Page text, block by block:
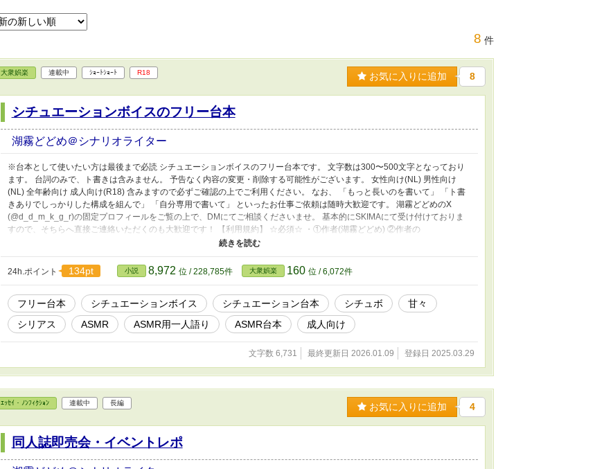
8 件
大衆娯楽 連載中 ｼｮｰﾄｼｮｰﾄ R18 お気に入りに追加 8
シチュエーションボイスのフリー台本
湖霧どどめ＠シナリオライター
※台本として使いたい方は最後まで必読 シチュエーションボイスのフリー台本です。 文字数は300〜500文字となっており
ます。 台詞のみで、ト書きは含みません。 予告なく内容の変更・削除する可能性がございます。 女性向け(NL) 男性向け
(NL) 全年齢向け 成人向け(R18) 含みますので必ずご確認の上でご利用ください。 なお、 「もっと長いのを書いて」 「ト書
きありでしっかりした構成を組んで」 「自分専用で書いて」 といったお仕事ご依頼は随時大歓迎です。 湖霧どどめのX
(@d_d_m_k_g_r)の固定プロフィールをご覧の上で、DMにてご相談くださいませ。 基本的にSKIMAにて受け付けておりま
すので、そちらへ直接ご連絡いただくのも大歓迎です！ 【利用規約】 ☆必須☆ ・①作者(湖霧どどめ) ②作者の
X(@d_d_m_k_g_r) ③題名(フリー台本) の3点のクレジット表記。 ☆任意☆ ・作者(湖霧どどめ)のXへの報告 ・商業利用含む
ネットでの音声公開 ・アドリブの追加 ・部分的に不要なところを削る ・口調の変更 性別変更もしていただいて大丈夫です
☆禁止☆ ・一人称、口調以外の「明らかに別物やろ」と思われる改変 ・自作発言 ☆取り扱い☆ メンヘラ・セフレ・甘々・
軽度の罵倒・ヤンデレ・首絞め
24h.ポイント 134pt 小説 8,972 位 / 228,785件 大衆娯楽 160 位 / 6,072件
フリー台本 シチュエーションボイス シチュエーション台本 シチュボ
甘々
シリアス
ASMR ASMR用一人語り ASMR台本 成人向け
文字数 6,731 最終更新日 2026.01.09 登録日 2025.03.29
ｴｯｾｲ・ﾉﾝﾌｨｸｼｮﾝ 連載中 長編 お気に入りに追加 4
同人誌即売会・イベントレポ